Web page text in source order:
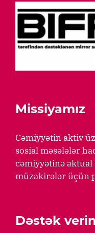
Missiyamız
Cəmiyyətin aktiv
sosial məsələlər
cəmiyyətinə aktual
müzakirələr üçün
Dəstək verin